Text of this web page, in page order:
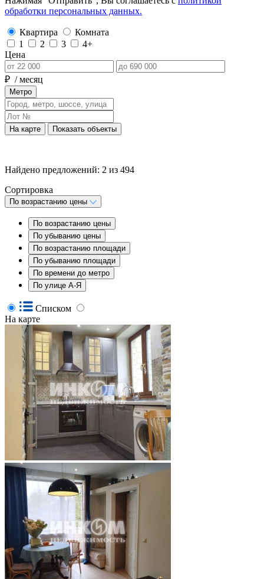
обработки персональных данных.
Квартира
Комната
1
2 3
4+
Цена
₽ / месяц
Метро
На карте Показать объекты
Найдено предложений: 2 из 494
Сортировка
По возрастанию цены
По возрастанию цены
По убыванию цены
По возрастанию площади
По убыванию площади
По времени до метро
По улице А-Я
Списком
На карте